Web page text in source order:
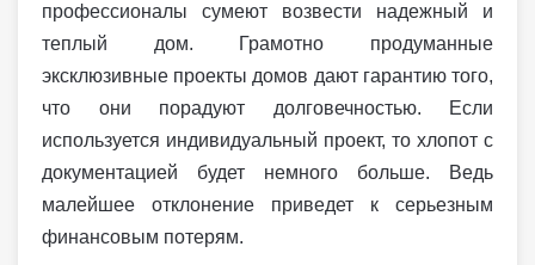
профессионалы сумеют возвести надежный и
теплый дом. Грамотно продуманные
эксклюзивные проекты домов дают гарантию того,
что они порадуют долговечностью. Если
используется индивидуальный проект, то хлопот с
документацией будет немного больше. Ведь
малейшее отклонение приведет к серьезным
финансовым потерям.